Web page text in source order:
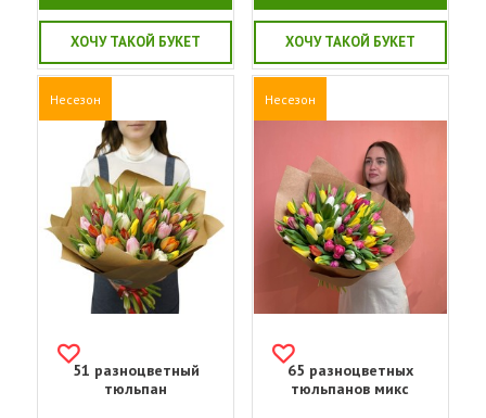
ХОЧУ ТАКОЙ БУКЕТ ХОЧУ ТАКОЙ БУКЕТ
Несезон
51 разноцветный
тюльпан
Несезон
65 разноцветных
тюльпанов микс